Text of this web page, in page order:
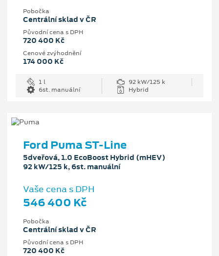
Pobočka
Centrální sklad v ČR
Původní cena s DPH
720 400 Kč
Cenové zvýhodnění
174 000 Kč
1 l
92 kW/125 k
6st. manuální
Hybrid
Ford Puma ST-Line
5dveřová, 1.0 EcoBoost Hybrid (mHEV)
92 kW/125 k, 6st. manuální
Vaše cena s DPH
546 400 Kč
Pobočka
Centrální sklad v ČR
Původní cena s DPH
720 400 Kč